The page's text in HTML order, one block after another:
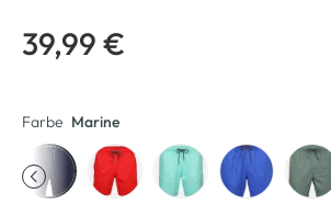
39,99 €
Farbe Marine